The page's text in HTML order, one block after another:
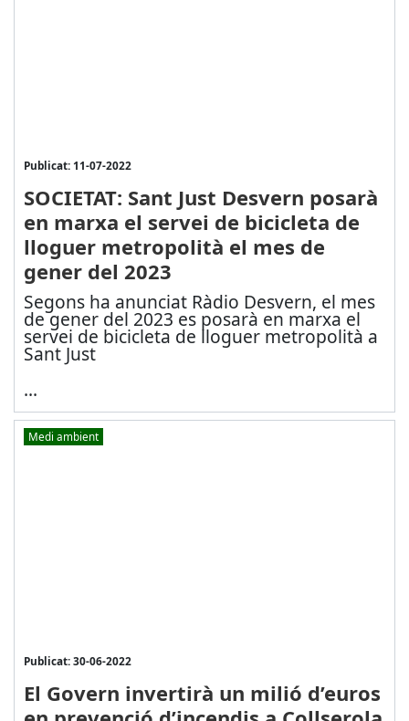
Publicat: 11-07-2022
SOCIETAT: Sant Just Desvern posarà
en marxa el servei de bicicleta de
lloguer metropolità el mes de
gener del 2023
Segons ha anunciat Ràdio Desvern, el mes
de gener del 2023 es posarà en marxa el
servei de bicicleta de lloguer metropolità a
Sant Just
...
Medi ambient
Publicat: 30-06-2022
El Govern invertirà un milió d’euros